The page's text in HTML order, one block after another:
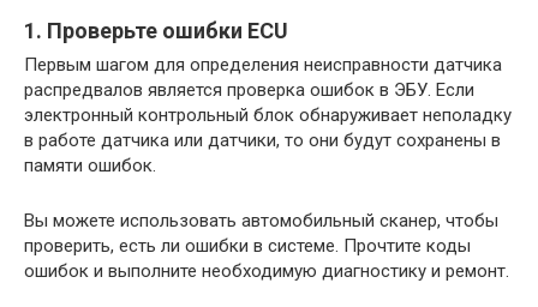
1. Проверьте ошибки ECU
Первым шагом для определения неисправности датчика
распредвалов является проверка ошибок в ЭБУ. Если
электронный контрольный блок обнаруживает неполадку
в работе датчика или датчики, то они будут сохранены в
памяти ошибок.
Вы можете использовать автомобильный сканер, чтобы
проверить, есть ли ошибки в системе. Прочтите коды
ошибок и выполните необходимую диагностику и ремонт.